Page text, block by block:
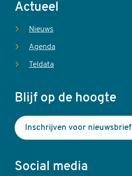
Actueel
Nieuws
Agenda
Teldata
Blijf op de hoogte
Inschrijven voor nieuwsbrief
Social media